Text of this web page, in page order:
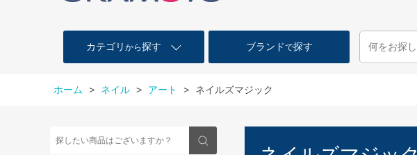
カテゴリ から探す ブランドで探す
ホーム > ネイル > アート > ネイルズマジック